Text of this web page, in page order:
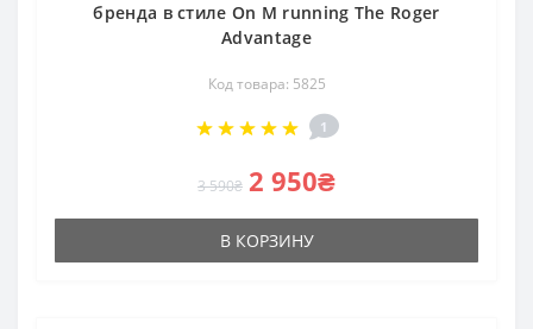
бренда в стиле On M running The Roger
Advantage
Код товара: 5825
1
3 590₴ 2 950₴
В КОРЗИНУ